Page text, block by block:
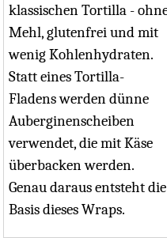
klassischen Tortilla -
Mehl, glutenfrei und mit
wenig Kohlenhydraten.
Statt eines Tortilla-
Fladens werden dünne
Auberginenscheiben
verwendet, die mit Käse
überbacken werden.
Genau daraus entsteht die
Basis dieses Wraps.